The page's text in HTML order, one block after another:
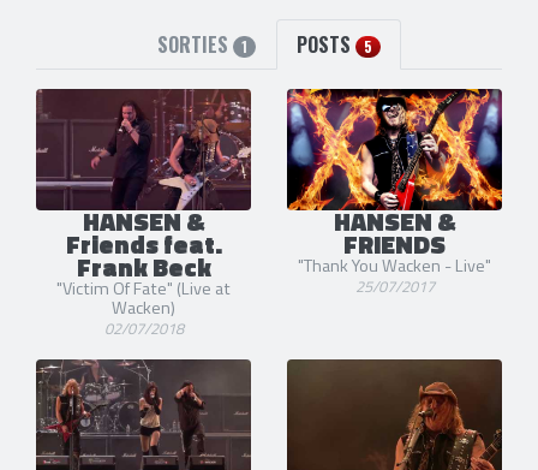
SORTIES 1 POSTS 5
HANSEN &
Friends feat.
Frank Beck
"Victim Of Fate" (Live at
Wacken)
02/07/2018
HANSEN &
FRIENDS
"Thank You Wacken - Live"
25/07/2017